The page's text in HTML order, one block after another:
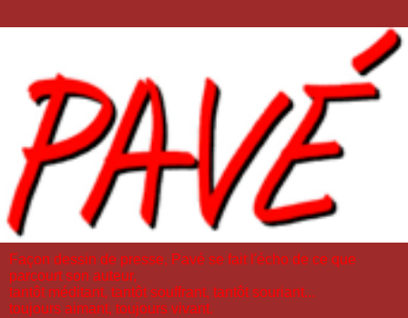
Façon dessin de presse, Pavé se fait l'écho de ce que
parcourt son auteur,
tantôt méditant, tantôt souffrant, tantôt souriant...
toujours aimant, toujours vivant.